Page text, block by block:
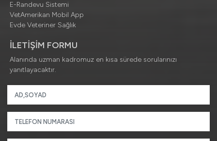
E-Randevu Sistemi
VetAmerikan Mobil App
Evde Veteriner Sağlık
İLETİŞİM FORMU
Alanında uzman kadromuz en kısa sürede sorularınızı
yanıtlayacaktır.